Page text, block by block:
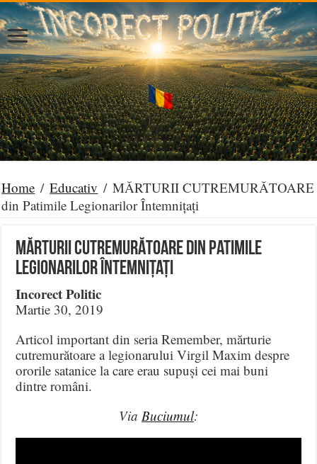
Home / Educativ / MĂRTURII CUTREMURĂTOARE
din Patimile Legionarilor Întemnițați
MĂRTURII CUTREMURĂTOARE din Patimile
Legionarilor Întemnițați
Incorect Politic
Martie 30, 2019
Articol important din seria Remember, mărturie
cutremurătoare a legionarului Virgil Maxim despre
ororile satanice la care erau supuși cei mai buni
dintre români.
Via Buciumul: